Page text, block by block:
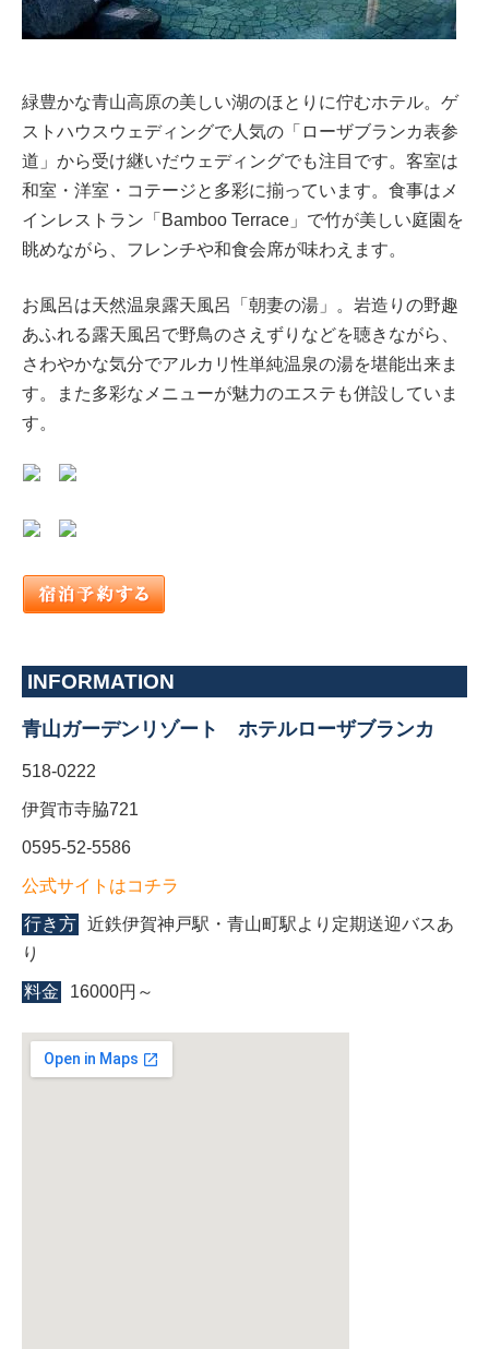
緑豊かな青山高原の美しい湖のほとりに佇むホテル。ゲ
ストハウスウェディングで人気の「ローザブランカ表参
道」から受け継いだウェディングでも注目です。客室は
和室・洋室・コテージと多彩に揃っています。食事はメ
インレストラン「Bamboo Terrace」で竹が美しい庭園を
眺めながら、フレンチや和食会席が味わえます。
お風呂は天然温泉露天風呂「朝妻の湯」。岩造りの野趣
あふれる露天風呂で野鳥のさえずりなどを聴きながら、
さわやかな気分でアルカリ性単純温泉の湯を堪能出来ま
す。また多彩なメニューが魅力のエステも併設していま
す。
INFORMATION
青山ガーデンリゾート ホテルローザブランカ
518-0222
伊賀市寺脇721
0595-52-5586
公式サイトはコチラ
行き方 近鉄伊賀神戸駅・青山町駅より定期送迎バスあ
り
料金 16000円～